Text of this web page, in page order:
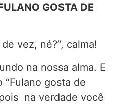
GOSTA DE
vez, né?”, calma!
na nossa alma. E
“Fulano gosta de
na verdade você